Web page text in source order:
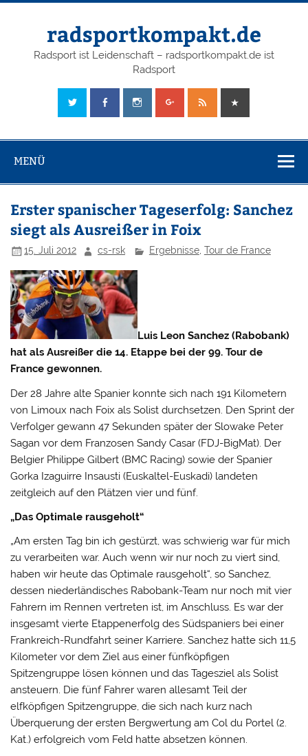
radsportkompakt.de
Radsport ist Leidenschaft – radsportkompakt.de ist
Radsport
MENÜ
Erster spanischer Tageserfolg: Sanchez
siegt als Ausreißer in Foix
15. Juli 2012 cs-rsk Ergebnisse, Tour de France
Luis Leon Sanchez (Rabobank)
hat als Ausreißer die 14. Etappe bei der 99. Tour de
France gewonnen.
Der 28 Jahre alte Spanier konnte sich nach 191 Kilometern
von Limoux nach Foix als Solist durchsetzen. Den Sprint der
Verfolger gewann 47 Sekunden später der Slowake Peter
Sagan vor dem Franzosen Sandy Casar (FDJ-BigMat). Der
Belgier Philippe Gilbert (BMC Racing) sowie der Spanier
Gorka Izaguirre Insausti (Euskaltel-Euskadi) landeten
zeitgleich auf den Plätzen vier und fünf.
„Das Optimale rausgeholt“
„Am ersten Tag bin ich gestürzt, was schwierig war für mich
zu verarbeiten war. Auch wenn wir nur noch zu viert sind,
haben wir heute das Optimale rausgeholt“, so Sanchez,
dessen niederländisches Rabobank-Team nur noch mit vier
Fahrern im Rennen vertreten ist, im Anschluss. Es war der
insgesamt vierte Etappenerfolg des Südspaniers bei einer
Frankreich-Rundfahrt seiner Karriere. Sanchez hatte sich 11,5
Kilometer vor dem Ziel aus einer fünfköpfigen
Spitzengruppe lösen können und das Tagesziel als Solist
ansteuern. Die fünf Fahrer waren allesamt Teil der
elfköpfigen Spitzengruppe, die sich nach kurz nach
Überquerung der ersten Bergwertung am Col du Portel (2.
Kat.) erfolgreich vom Feld hatte absetzen können.